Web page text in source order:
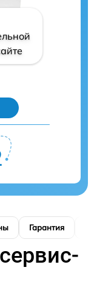
Гарантия